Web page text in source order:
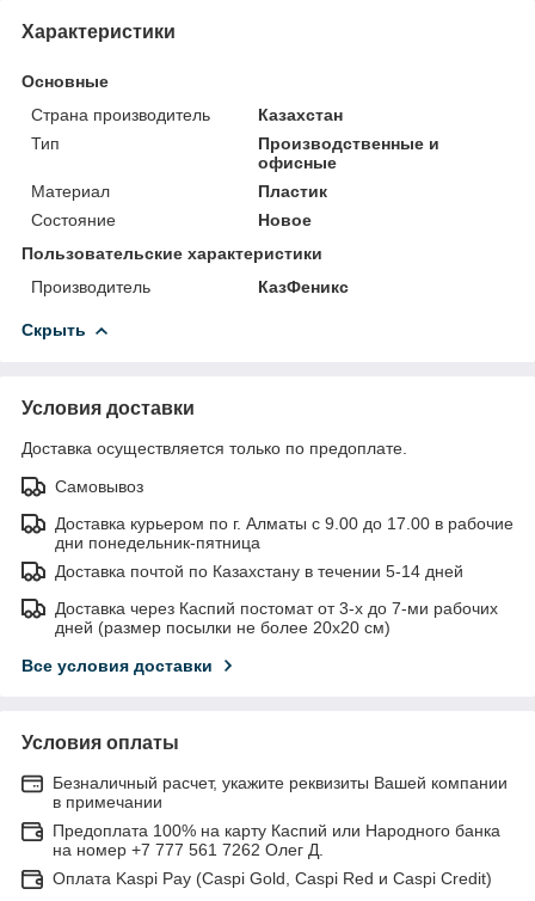
Характеристики
Основные
Страна производитель
Казахстан
Тип
Производственные и
офисные
Материал
Пластик
Состояние
Новое
Пользовательские характеристики
Производитель
КазФеникс
Скрыть
Условия доставки
Доставка осуществляется только по предоплате.
Самовывоз
Доставка курьером по г. Алматы с 9.00 до 17.00 в рабочие
дни понедельник-пятница
Доставка почтой по Казахстану в течении 5-14 дней
Доставка через Каспий постомат от 3-х до 7-ми рабочих
дней (размер посылки не более 20х20 см)
Все условия доставки
Условия оплаты
Безналичный расчет, укажите реквизиты Вашей компании
в примечании
Предоплата 100% на карту Каспий или Народного банка
на номер +7 777 561 7262 Олег Д.
Оплата Kaspi Pay (Caspi Gold, Caspi Red и Caspi Credit)